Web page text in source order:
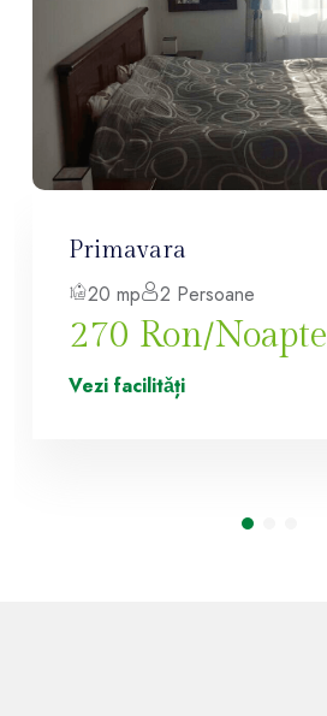
Primavara
20 mp 2 Persoane
270 Ron/Noapte
Vezi facilitǎți